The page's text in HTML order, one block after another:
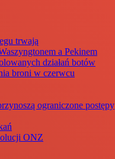
trwają
a Pekinem
działań botów
broni w czerwcu
ograniczone postępy
ONZ